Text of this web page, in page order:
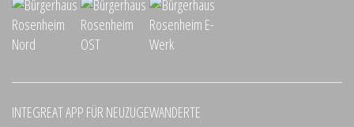
INTEGREAT APP FÜR NEUZUGEWANDERTE